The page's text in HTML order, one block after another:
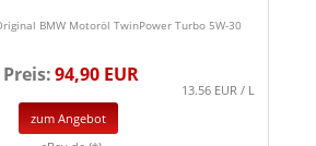
BMW Motoröl TwinPower Turbo 5W-30
Preis:94,90 EUR
13.56 EUR / L
zum Angebot